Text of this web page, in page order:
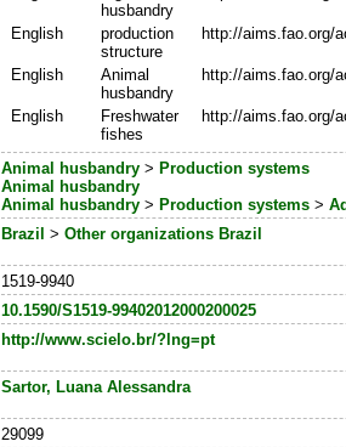
husbandry
English
production
structure
http://aims.fao.org/
English
Animal
husbandry
http://aims.fao.org/
English
Freshwater
fishes
http://aims.fao.org/
Animal husbandry> Production systems
Animal husbandry
Animal husbandry> Production systems>
Brazil > Other organizations Brazil
1519-9940
10.1590/S1519-99402012000200025
http://www.scielo.br/?lng=pt
Sartor, Luana Alessandra
29099